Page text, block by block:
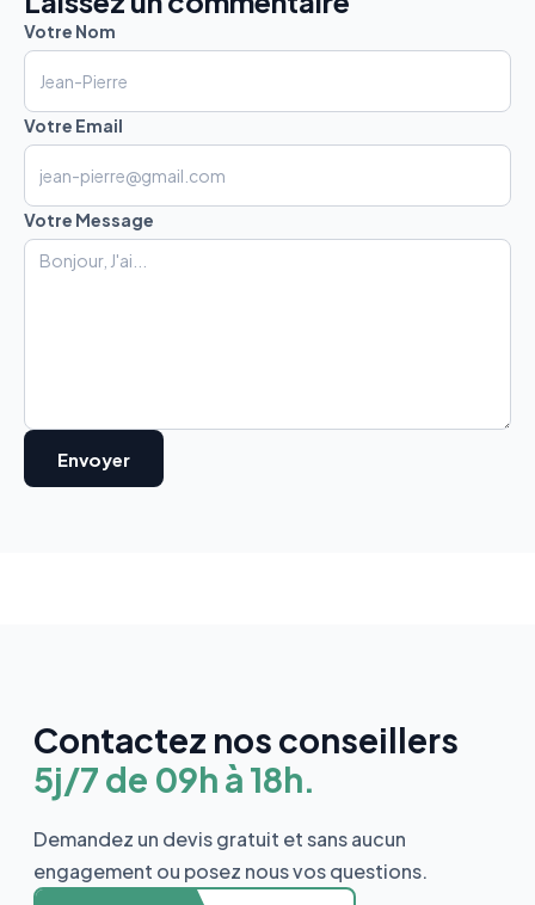
Votre Nom
Votre Email
Votre Message
Contactez nos conseillers
5j/7 de 09h à 18h.
Demandez un devis gratuit et sans aucun
engagement ou posez nous vos questions.